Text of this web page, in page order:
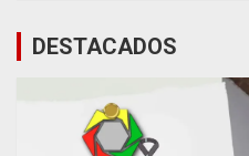
DESTACADOS